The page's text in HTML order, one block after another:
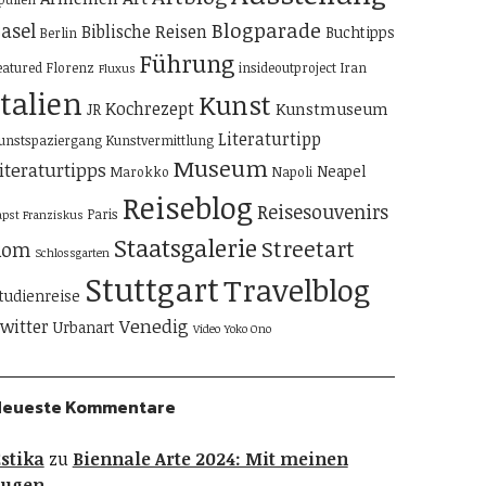
Berlin Biblische ReisenBlogparade Buchtipps
Florenz Fluxus Führung insideoutproject Iran
JR Kochrezept Kunst Kunstmuseum
Kunstvermittlung Literaturtipp
Marokko Museum Napoli Neapel
Franziskus Paris Reiseblog Reisesouvenirs
Schlossgarten Staatsgalerie Streetart
StuttgartTravelblog
Urbanart Venedig Video Yoko Ono
Kommentare
zu Biennale Arte 2024: Mit meinen